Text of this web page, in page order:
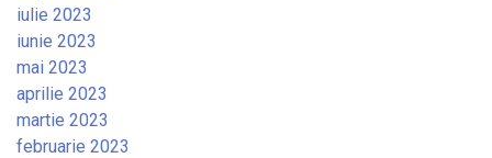
iulie 2023
iunie 2023
mai 2023
aprilie 2023
martie 2023
februarie 2023